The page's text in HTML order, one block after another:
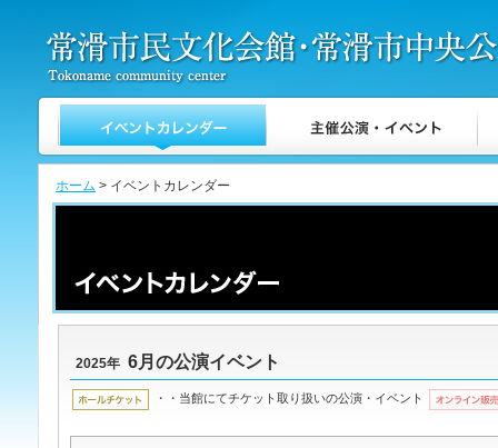
ホーム > イベントカレンダー
2025年 6月の公演イベント
・・当館にてチケット取り扱いの公演・イベント